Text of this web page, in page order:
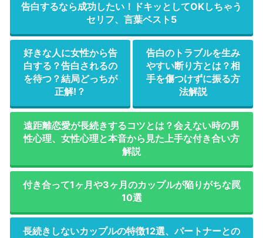
告白するなら成功したい！ドキッとしてOKしちゃう
セリフ、言葉ベスト5
好きな人に女性から告
白する？告白されるの
を待つ？結局どっちが
正解!？
告白のトラブルを生み
やすい断り方とは？相
手を傷つけずに振る方
法解説
遠距離恋愛が長続きするコツとは？会えない時の男
性心理、女性心理と本音から見た上手な付き合い方
解説
付き合って1ヶ月や3ヶ月のカップルが陥りがちな罠
10選
長続きしないカップルの特徴12選、パートナーとの